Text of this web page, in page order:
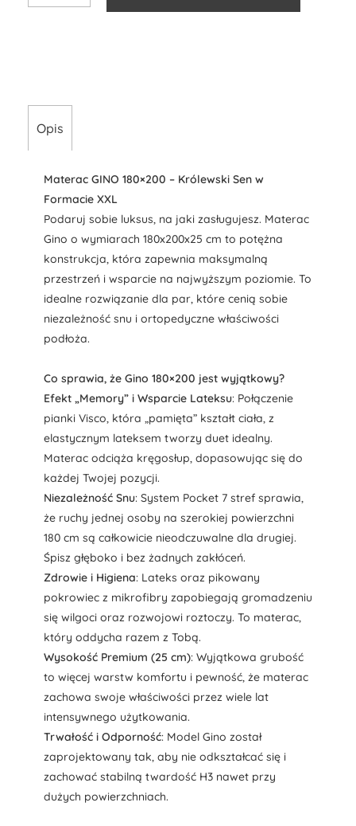
Opis
Materac GINO 180×200 – Królewski Sen w
Formacie XXL
Podaruj sobie luksus, na jaki zasługujesz. Materac
Gino o wymiarach 180x200x25 cm to potężna
konstrukcja, która zapewnia maksymalną
przestrzeń i wsparcie na najwyższym poziomie. To
idealne rozwiązanie dla par, które cenią sobie
niezależność snu i ortopedyczne właściwości
podłoża.
Co sprawia, że Gino 180×200 jest wyjątkowy?
Efekt „Memory” i Wsparcie Lateksu: Połączenie
pianki Visco, która „pamięta” kształt ciała, z
elastycznym lateksem tworzy duet idealny.
Materac odciąża kręgosłup, dopasowując się do
każdej Twojej pozycji.
Niezależność Snu: System Pocket 7 stref sprawia,
że ruchy jednej osoby na szerokiej powierzchni
180 cm są całkowicie nieodczuwalne dla drugiej.
Śpisz głęboko i bez żadnych zakłóceń.
Zdrowie i Higiena: Lateks oraz pikowany
pokrowiec z mikrofibry zapobiegają gromadzeniu
się wilgoci oraz rozwojowi roztoczy. To materac,
który oddycha razem z Tobą.
Wysokość Premium (25 cm): Wyjątkowa grubość
to więcej warstw komfortu i pewność, że materac
zachowa swoje właściwości przez wiele lat
intensywnego użytkowania.
Trwałość i Odporność: Model Gino został
zaprojektowany tak, aby nie odkształcać się i
zachować stabilną twardość H3 nawet przy
dużych powierzchniach.